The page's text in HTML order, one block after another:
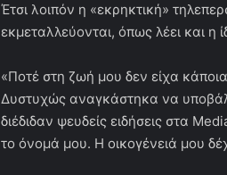
Έτσι λοιπόν η «εκρηκτική»
εκμεταλλεύονται, όπως λέει και η
«Ποτέ στη ζωή μου δεν είχα
Δυστυχώς αναγκάστηκα να
διέδιδαν ψευδείς ειδήσεις στα
το όνομά μου. Η οικογένειά μου